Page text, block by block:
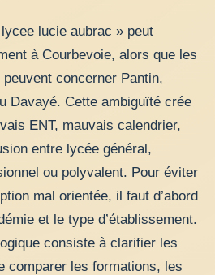
lucie aubrac » peut
à Courbevoie, alors que les
concerner Pantin,
Davayé. Cette ambiguïté crée
ENT, mauvais calendrier,
entre lycée général,
ou polyvalent. Pour éviter
mal orientée, il faut d’abord
et le type d’établissement.
consiste à clarifier les
comparer les formations, les